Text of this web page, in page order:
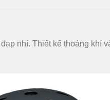
nhí. Thiết kế thoáng khí